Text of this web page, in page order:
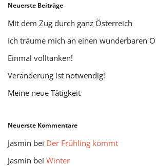
Neuerste Beiträge
Mit dem Zug durch ganz Österreich
Ich träume mich an einen wunderbaren
Einmal volltanken!
Veränderung ist notwendig!
Meine neue Tätigkeit
Neuerste Kommentare
Jasmin bei Der Frühling kommt
Jasmin bei Winter